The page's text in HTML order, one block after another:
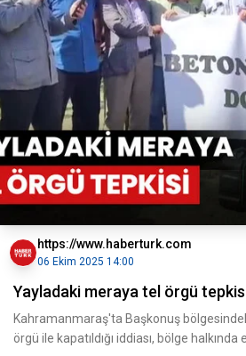
https://www.haberturk.com
06 Ekim 2025 14:00
Yayladaki meraya tel örgü
Kahramanmaraş'ta Başkonuş
örgü ile kapatıldığı iddiası, bölge halkında